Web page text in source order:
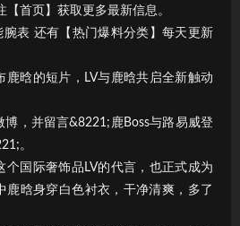
【首页】获取更多最新信息。
腕表 还有【热门爆料分类】每天更新
鹿晗的短片，LV与鹿晗共启全新触动
博，并留言&8221;鹿Boss与路易威登
。
个国际奢饰品LV的代言，也正式成为
鹿晗身穿白色衬衣，干净清爽，多了